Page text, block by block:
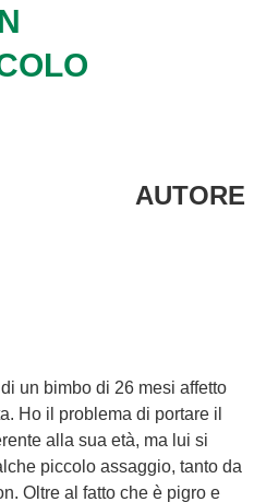
AUTORE
un bimbo di 26 mesi affetto
Ho il problema di portare il
alla sua età, ma lui si
piccolo assaggio, tanto da
Oltre al fatto che è pigro e